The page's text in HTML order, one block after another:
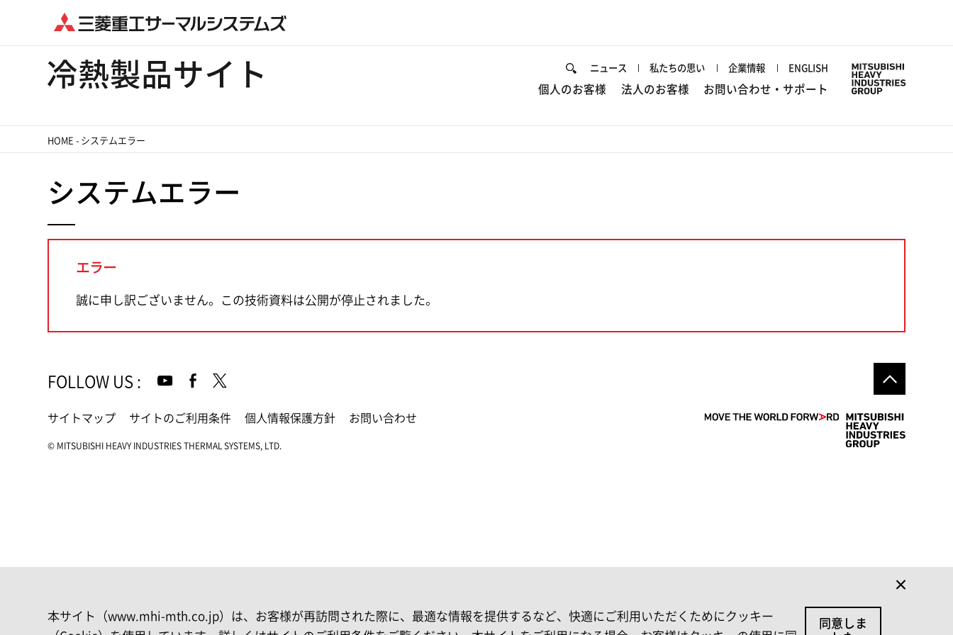
ニュース 私たちの思い 企業情報 ENGLISH
個人のお客様 法人のお客様 お問い合わせ・サポート
HOME - システムエラー
システムエラー
エラー
誠に申し訳ございません。この技術資料は公開が停止されました。
FOLLOW US :
サイトマップ サイトのご利用条件 個人情報保護方針 お問い合わせ
© MITSUBISHI HEAVY INDUSTRIES THERMAL SYSTEMS, LTD.
本サイト（www.mhi-mth.co.jp）は、お客様が再訪問された際に、最適な情報を提供するなど、快適にご利用いただくためにクッキー
同意しま